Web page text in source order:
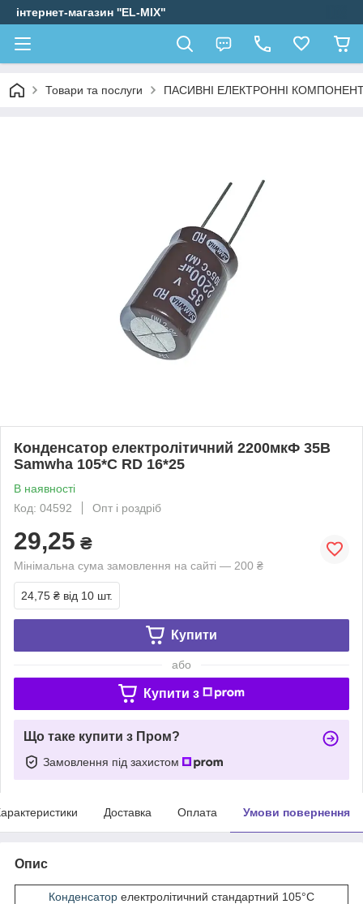
інтернет-магазин ''EL-MIX"
Товари та послуги ПАСИВНІ ЕЛЕКТРОННІ
Конденсатор електролітичний 2200мкФ 35В
Samwha 105*С RD 16*25
В наявності
Код: 04592
Опт і роздріб
29,25 ₴
Мінімальна сума замовлення на сайті — 200 ₴
24,75 ₴ від 10 шт.
Купити
або
Купити з
Що таке купити з Пром?
Замовлення під захистом
Доставка Оплата Умови повернення
Опис
Конденсатор електролітичний стандартний 105°С